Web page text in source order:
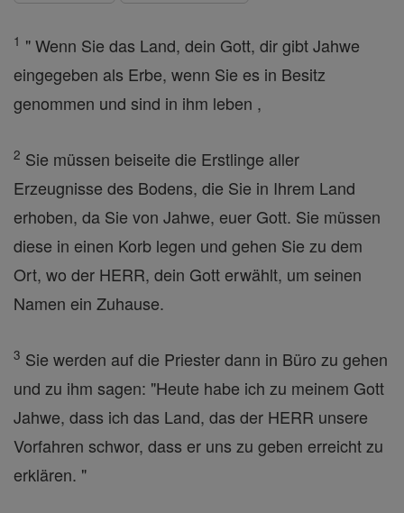
1 " Wenn Sie das Land, dein Gott, dir gibt Jahwe
eingegeben als Erbe, wenn Sie es in Besitz
genommen und sind in ihm leben ,
2 Sie müssen beiseite die Erstlinge aller
Erzeugnisse des Bodens, die Sie in Ihrem Land
erhoben, da Sie von Jahwe, euer Gott. Sie müssen
diese in einen Korb legen und gehen Sie zu dem
Ort, wo der HERR, dein Gott erwählt, um seinen
Namen ein Zuhause.
3 Sie werden auf die Priester dann in Büro zu gehen
und zu ihm sagen: "Heute habe ich zu meinem Gott
Jahwe, dass ich das Land, das der HERR unsere
Vorfahren schwor, dass er uns zu geben erreicht zu
erklären. "